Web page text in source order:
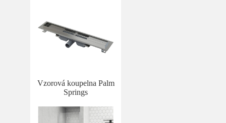
Vzorová koupelna Palm
Springs